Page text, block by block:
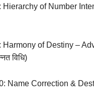
Hierarchy of Number
Harmony of Destiny –
विधि)
Name Correction &